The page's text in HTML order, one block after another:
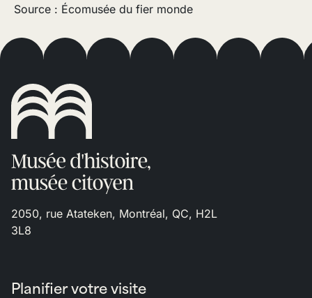
Source : Écomusée du fier monde
2050, rue Atateken, Montréal, QC, H2L
3L8
Planifier votre visite